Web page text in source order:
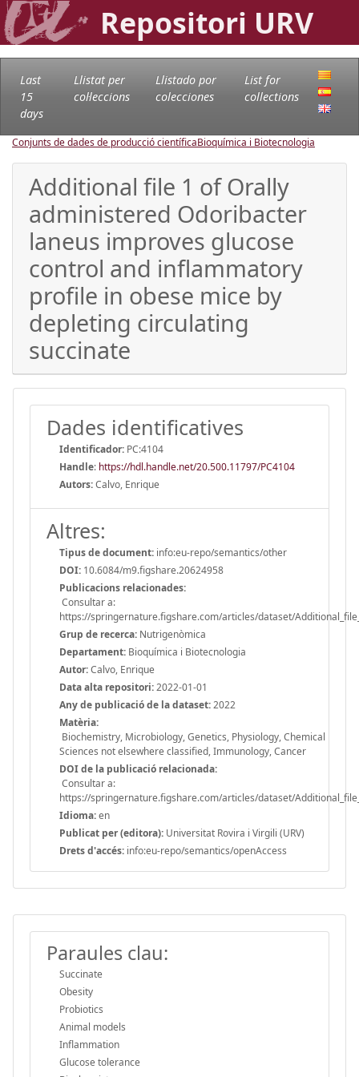
Repositori URV
Last
15
days
Llistat per
col·leccions
Llistado por
colecciones
List for
collections
Conjunts de dades de producció científicaBioquímica i Biotecnologia
Additional file 1 of Orally
administered Odoribacter
laneus improves glucose
control and inflammatory
profile in obese mice by
depleting circulating
succinate
Dades identificatives
Identificador: PC:4104
Handle: https://hdl.handle.net/20.500.11797/PC4104
Autors:Calvo, Enrique
Altres:
Tipus de document: info:eu-repo/semantics/other
DOI: 10.6084/m9.figshare.20624958
Publicacions relacionades:
Consultar a:
https://springernature.figshare.com/articles/dataset/
Grup de recerca: Nutrigenòmica
Departament: Bioquímica i Biotecnologia
Autor:Calvo, Enrique
Data alta repositori:2022-01-01
Any de publicació de la dataset:2022
Matèria:
Biochemistry, Microbiology, Genetics, Physiology, Chemical
Sciences not elsewhere classified, Immunology, Cancer
DOI de la publicació relacionada:
Consultar a:
https://springernature.figshare.com/articles/dataset/
Idioma:en
Publicat per (editora): Universitat Rovira i Virgili (URV)
Drets d'accés: info:eu-repo/semantics/openAccess
Paraules clau:
Succinate
Obesity
Probiotics
Animal models
Inflammation
Glucose tolerance